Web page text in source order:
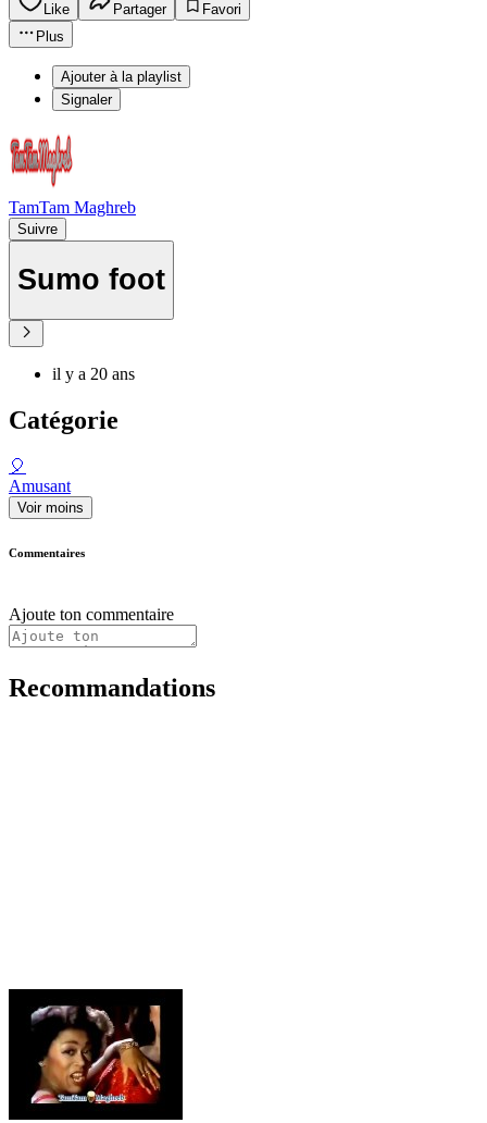
Like Partager
Favori
Plus
Ajouter à la playlist
Signaler
TamTam Maghreb
Suivre
Sumo foot
il y a 20 ans
Catégorie
🎈
Amusant
Voir moins
Commentaires
Ajoute ton commentaire
Recommandations